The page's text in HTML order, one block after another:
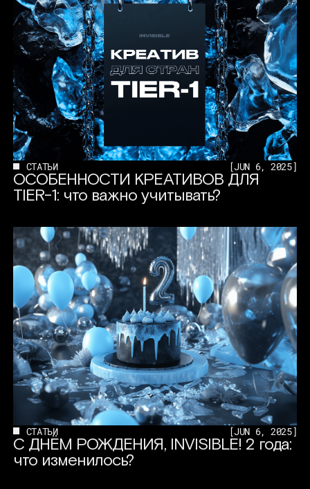
СТАТЬИ [JUN 6, 2025]
ОСОБЕННОСТИ КРЕАТИВОВ ДЛЯ
TIER-1: что важно учитывать?
СТАТЬИ [JUN 6, 2025]
С ДНЁМ РОЖДЕНИЯ, INVISIBLE! 2 года:
что изменилось?